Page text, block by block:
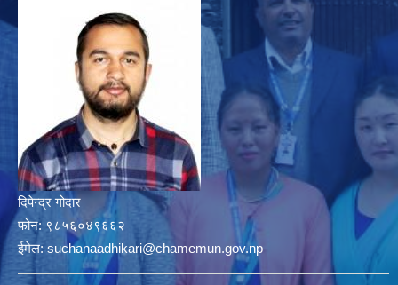
दिपेन्द्र गोदार
फोन: ९८५६०४९६६२
ईमेल: suchanaadhikari@chamemun.gov.np